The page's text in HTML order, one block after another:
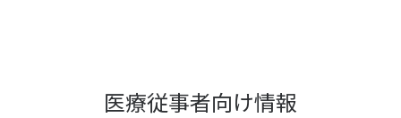
医療従事者向け情報